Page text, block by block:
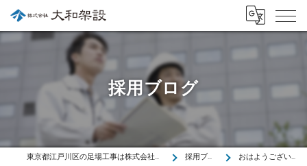
採用ブログ
東京都江戸川区の足場工事は株式会社大和架設 採用ブログ おはようございます…